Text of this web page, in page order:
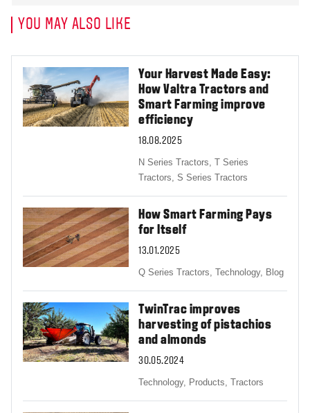
YOU MAY ALSO LIKE
Your Harvest Made Easy:
How Valtra Tractors and
Smart Farming improve
efficiency
18.08.2025
N Series Tractors,T Series
Tractors,S Series Tractors
How Smart Farming Pays
for Itself
13.01.2025
Q Series Tractors,Technology, Blog
TwinTrac improves
harvesting of pistachios
and almonds
30.05.2024
Technology, Products,Tractors